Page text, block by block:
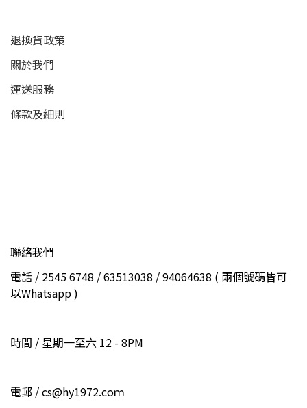
退換貨政策
關於我們
運送服務
條款及細則
聯絡我們
電話 / 2545 6748 / 63513038 / 94064638 ( 兩個號碼皆可
以Whatsapp )
時間 / 星期一至六 12 - 8PM
電郵 / cs@hy1972.coｍ